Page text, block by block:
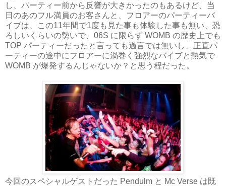
し、パーティー前から反響が大きかったのもあるけど、当
日のあのフル満員のお客さんと、フロアーのパーティーバ
イブは、この11年間で1度も見た事も体験した事も無い、恐
ろしいくらいの勢いで、 06S に限らず WOMB の歴史上でも
TOP パーティーだったと言っても過言では無いし、正直パ
ーティーの途中にフロアーに渦巻く強烈なバイブと熱気で
WOMB が爆発するんじゃないか？と思う程だった。
今回のスペシャルゲストだった Pendulm と Mc Verse は既